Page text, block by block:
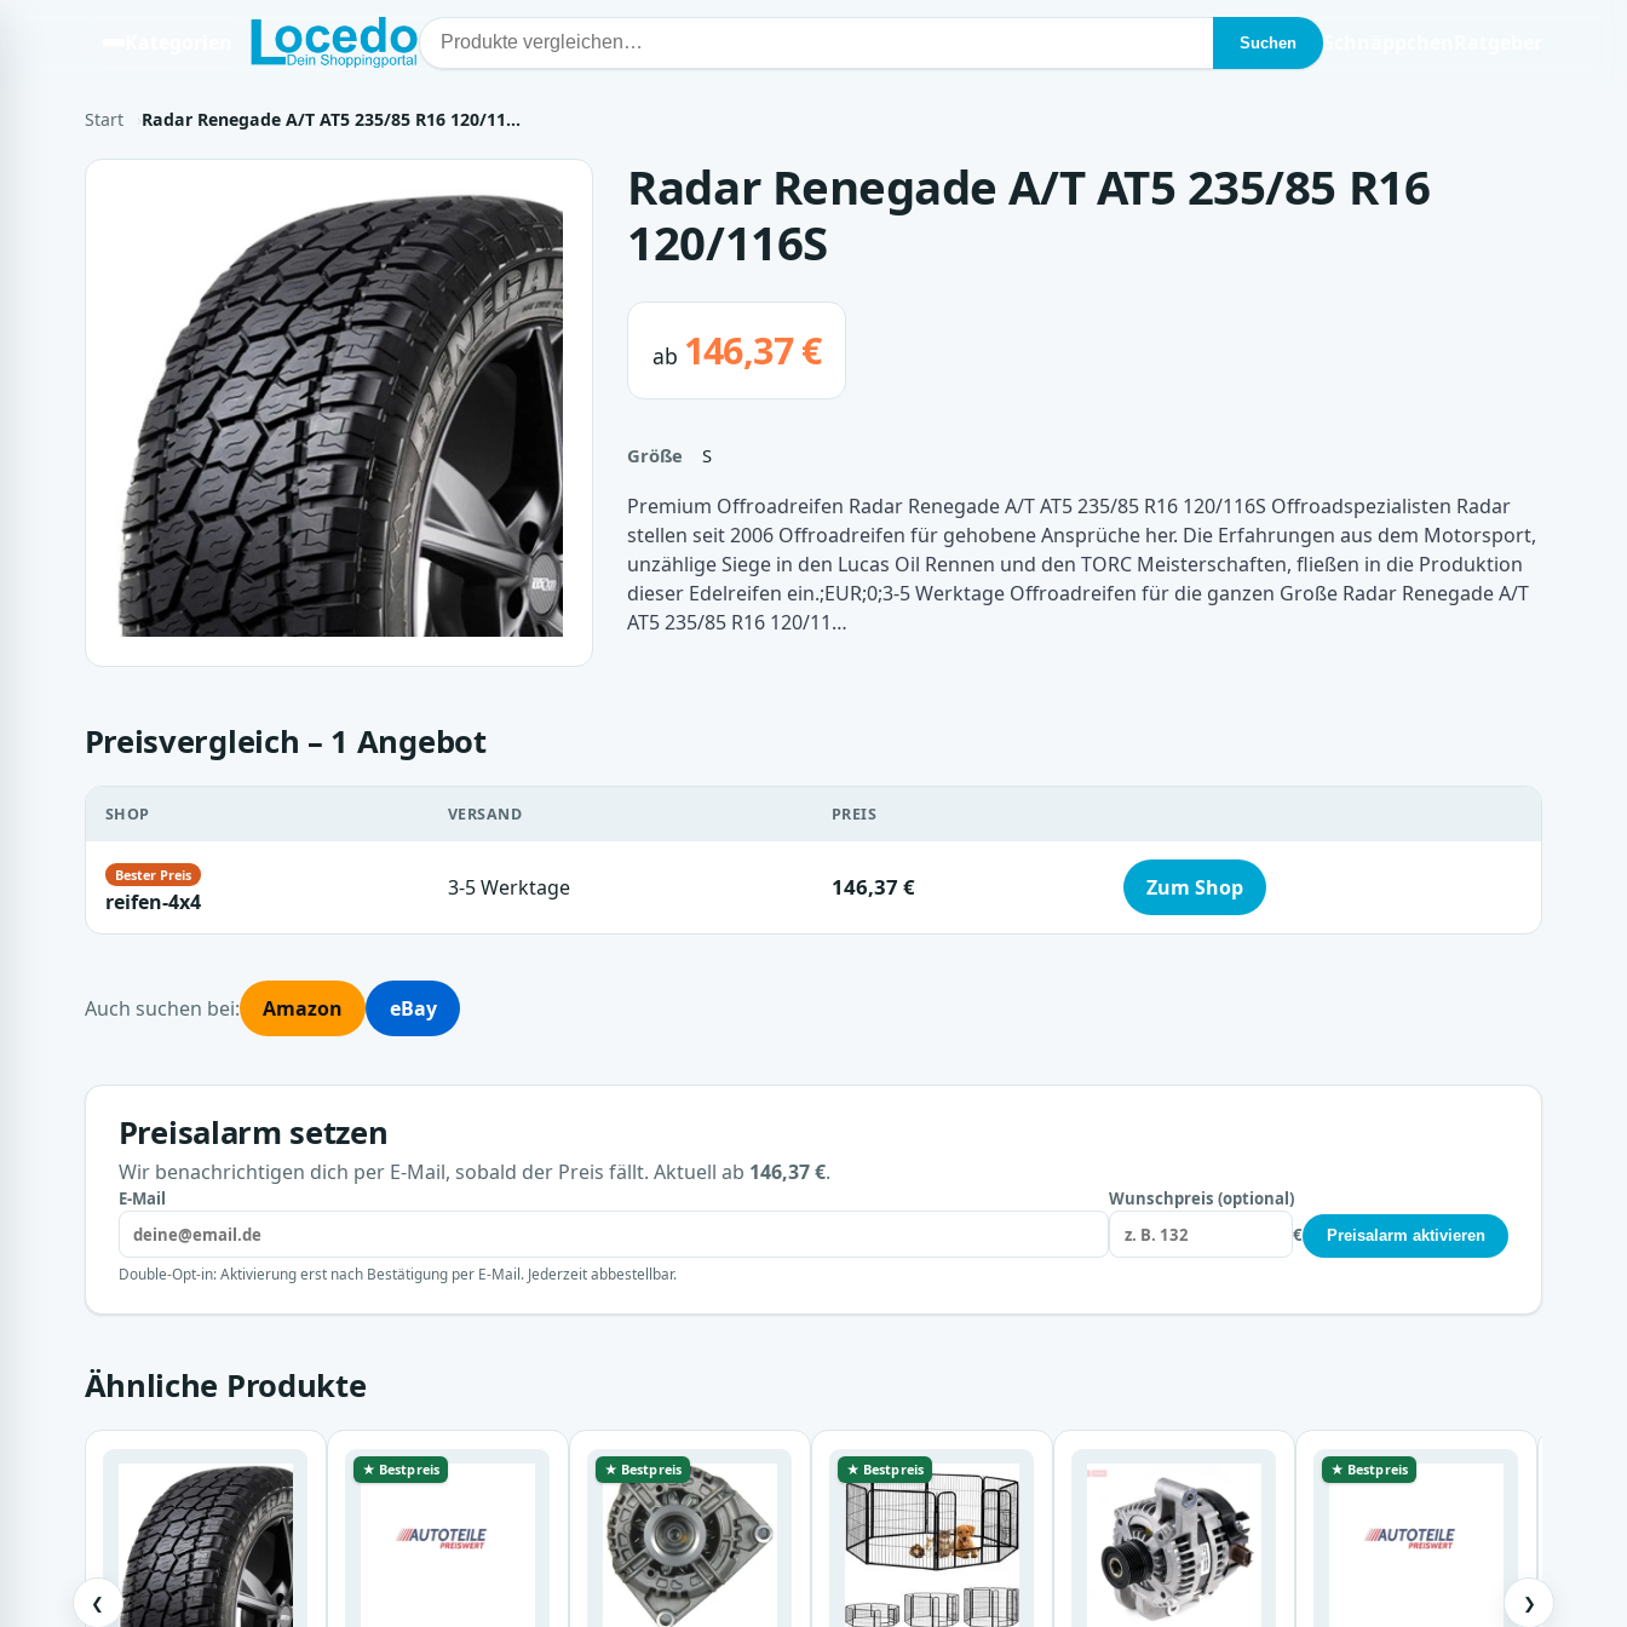
Suchen
Start Radar Renegade A/T AT5 235/85 R16 120/11…
Radar Renegade A/T AT5 235/85 R16
120/116S
ab 146,37 €
Größe S
Premium Offroadreifen Radar Renegade A/T AT5 235/85 R16 120/116S Offroadspezialisten Radar
stellen seit 2006 Offroadreifen für gehobene Ansprüche her. Die Erfahrungen aus dem Motorsport,
unzählige Siege in den Lucas Oil Rennen und den TORC Meisterschaften, fließen in die Produktion
dieser Edelreifen ein.;EUR;0;3-5 Werktage Offroadreifen für die ganzen Große Radar Renegade A/T
AT5 235/85 R16 120/11…
Preisvergleich – 1 Angebot
SHOP VERSAND PREIS
reifen-4x4
3-5 Werktage 146,37 € Zum Shop
Auch suchen bei: Amazon eBay
Preisalarm setzen
Wir benachrichtigen dich per E-Mail, sobald der Preis fällt. Aktuell ab 146,37 €.
E-Mail
Wunschpreis (optional)
€
Preisalarm aktivieren
Double-Opt-in: Aktivierung erst nach Bestätigung per E-Mail. Jederzeit abbestellbar.
Ähnliche Produkte
❮
★ Bestpreis ★ Bestpreis ★ Bestpreis ★ Bestpreis
❯